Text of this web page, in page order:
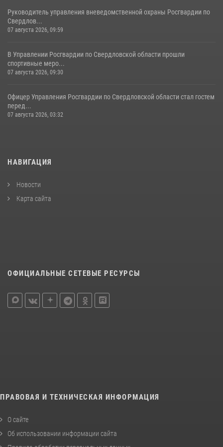
Руководитель управления вневедомственной охраны Росгвардии по
Свердлов...
07 августа 2026, 09:59
В Управлении Росгвардии по Свердловской области прошли
спортивные меро...
07 августа 2026, 09:30
Офицер Управления Росгвардии по Свердловской области стал гостем
перед...
07 августа 2026, 03:32
НАВИГАЦИЯ
Новости
Карта сайта
ОФИЦИАЛЬНЫЕ СЕТЕВЫЕ РЕСУРСЫ
ПРАВОВАЯ И ТЕХНИЧЕСКАЯ ИНФОРМАЦИЯ
О сайте
Об использовании информации сайта